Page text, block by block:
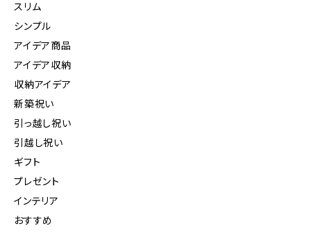
スリム
シンプル
アイデア商品
アイデア収納
収納アイデア
新築祝い
引っ越し祝い
引越し祝い
ギフト
プレゼント
インテリア
おすすめ